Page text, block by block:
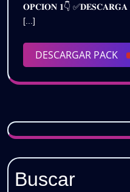
𝐎𝐏𝐂𝐈𝐎𝐍 𝟏👇 ✅𝐃𝐄𝐒𝐂𝐀𝐑𝐆𝐀
[...]
DESCARGAR PACK
Buscar